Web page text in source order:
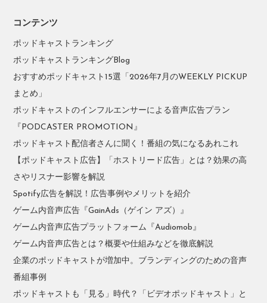
コンテンツ
ポッドキャストランキング
ポッドキャストランキングBlog
おすすめポッドキャスト15選「2026年7月のWEEKLY PICKUP
まとめ」
ポッドキャストのインフルエンサーによる音声広告プラン
『PODCASTER PROMOTION』
ポッドキャスト配信者さんに聞く！番組の気になるあれこれ
【ポッドキャスト広告】「ホストリード広告」とは？効果の高
さやリスナー影響を解説
Spotify広告を解説！広告事例やメリットを紹介
ゲーム内音声広告『GainAds（ゲイン アズ）』
ゲーム内音声広告プラットフォーム『Audiomob』
ゲーム内音声広告とは？概要や仕組みなどを徹底解説
企業のポッドキャストが増加中。ブランディングのための音声
番組事例
ポッドキャストも「見る」時代？「ビデオポッドキャスト」と